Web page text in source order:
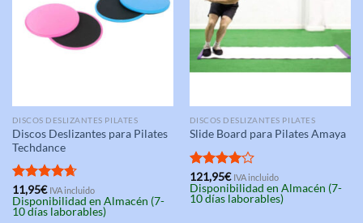
DISCOS DESLIZANTES PILATES
Discos Deslizantes para Pilates
Techdance
Valorado
con4.67
de 5
11,95€ IVA incluido
Disponibilidad en Almacén (7-
10 días laborables)
DISCOS DESLIZANTES PILATES
Slide Board para Pilates Amaya
Valorado
con4.00
de 5
121,95€ IVA incluido
Disponibilidad en Almacén (7-
10 días laborables)